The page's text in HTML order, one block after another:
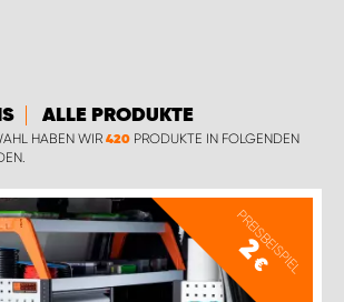
ALLE PRODUKTE
HABEN WIR 420 PRODUKTE IN FOLGENDEN
PREISBEISPIEL
2
€
BRÜGGE